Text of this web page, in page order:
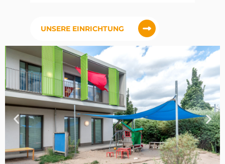
UNSERE EINRICHTUNG